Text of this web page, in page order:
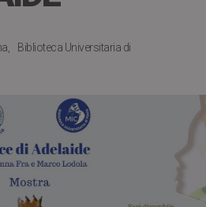
Biblioteca Universitaria di